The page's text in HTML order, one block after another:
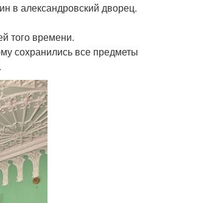
в александровский дворец.
того времени.
сохранились все предметы